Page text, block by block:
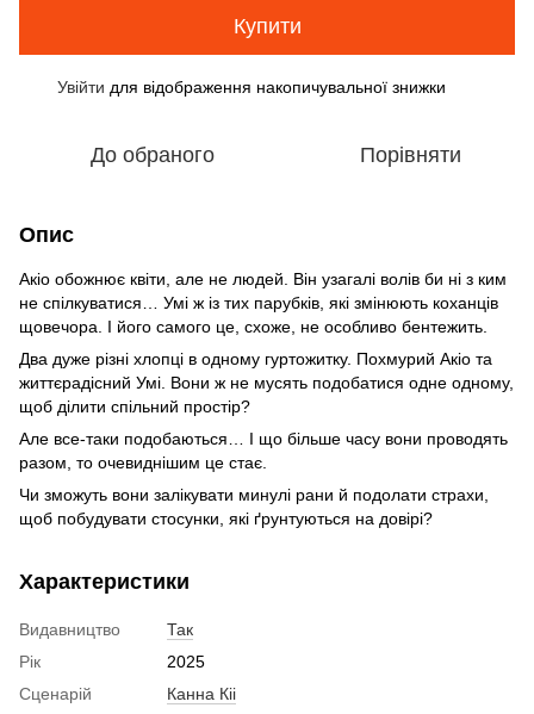
Купити
Увійти для відображення накопичувальної знижки
До обраного Порівняти
Опис
Акіо обожнює квіти, але не людей. Він узагалі волів би ні з ким
не спілкуватися… Умі ж із тих парубків, які змінюють коханців
щовечора. І його самого це, схоже, не особливо бентежить.
Два дуже різні хлопці в одному гуртожитку. Похмурий Акіо та
життєрадісний Умі. Вони ж не мусять подобатися одне одному,
щоб ділити спільний простір?
Але все-таки подобаються… І що більше часу вони проводять
разом, то очевиднішим це стає.
Чи зможуть вони залікувати минулі рани й подолати страхи,
щоб побудувати стосунки, які ґрунтуються на довірі?
Характеристики
Видавництво
Так
Рік
2025
Сценарій
Канна Кіі